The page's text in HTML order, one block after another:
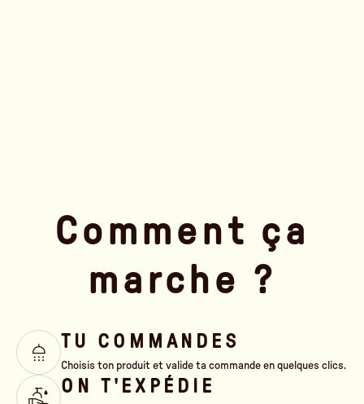
Comment ça
marche ?
TU COMMANDES
Choisis ton produit et valide ta commande en quelques clics.
ON T'EXPÉDIE